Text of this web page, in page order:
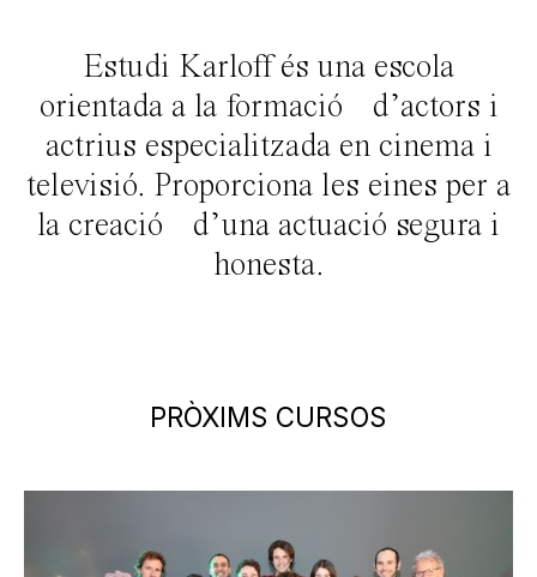
Estudi Karloff és una escola
orientada a la formació d’actors i
actrius especialitzada en cinema i
televisió. Proporciona les eines per a
la creació d’una actuació segura i
honesta.
PRÒXIMS CURSOS